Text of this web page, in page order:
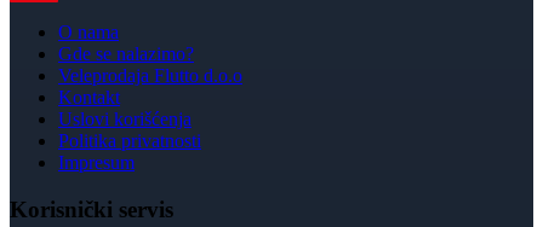
O nama
Gde se nalazimo?
Veleprodaja Flutto d.o.o
Kontakt
Uslovi korišćenja
Politika privatnosti
Impresum
Korisnički servis